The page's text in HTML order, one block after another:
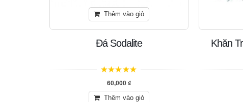
Thêm vào giỏ
Đá Sodalite
trên 5
60,000 ₫
Thêm vào giỏ
Khăn